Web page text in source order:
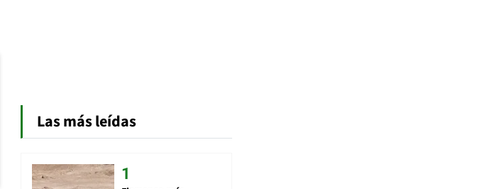
Las más leídas